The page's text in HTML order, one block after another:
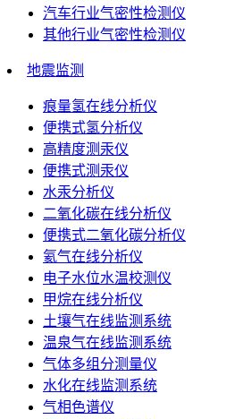
汽车行业气密性检测仪
其他行业气密性检测仪
地震监测
痕量氢在线分析仪
便携式氢分析仪
高精度测汞仪
便携式测汞仪
水汞分析仪
二氧化碳在线分析仪
便携式二氧化碳分析仪
氦气在线分析仪
电子水位水温校测仪
甲烷在线分析仪
土壤气在线监测系统
温泉气在线监测系统
气体多组分测量仪
水化在线监测系统
气相色谱仪